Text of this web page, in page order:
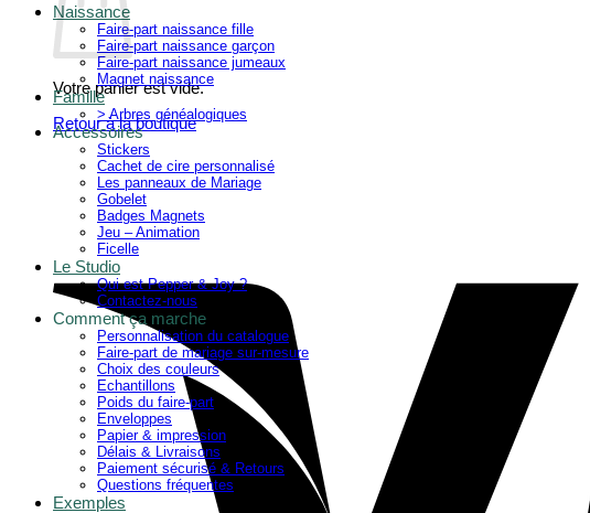
Votre panier est vide.
Retour à la boutique
Naissance
Faire-part naissance fille
Faire-part naissance garçon
Faire-part naissance jumeaux
Magnet naissance
Famille
> Arbres généalogiques
Accessoires
Stickers
Cachet de cire personnalisé
Les panneaux de Mariage
Gobelet
Badges Magnets
Jeu – Animation
Ficelle
Le Studio
Qui est Pepper & Joy ?
Contactez-nous
Comment ça marche
Personnalisation du catalogue
Faire-part de mariage sur-mesure
Choix des couleurs
Echantillons
Poids du faire-part
Enveloppes
Papier & impression
Délais & Livraisons
Paiement sécurisé & Retours
Questions fréquentes
Exemples